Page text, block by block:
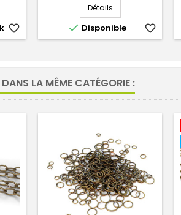
favorite_border
Détails
 Disponible favorite_border
LA MÊME CATÉGORIE :